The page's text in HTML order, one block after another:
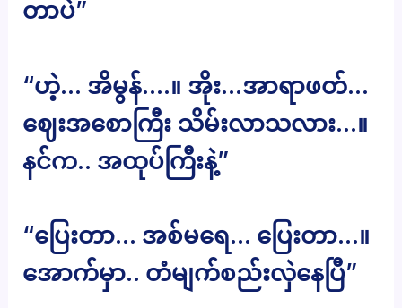
တာပဲ”
“ဟဲ့… အိမွန်….။ အိုး…အာရာဖတ်…
ဈေးအစောကြီး သိမ်းလာသလား…။
နင်က.. အထုပ်ကြီးနဲ့”
“ပြေးတာ… အစ်မရေ… ပြေးတာ…။
အောက်မှာ.. တံမျက်စည်းလှဲနေပြီ”